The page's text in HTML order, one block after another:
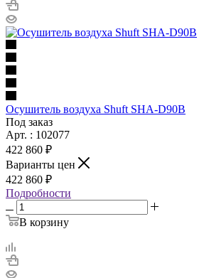
Осушитель воздуха Shuft SHA-D90B
Под заказ
Арт. : 102077
422 860 ₽
Варианты цен
422 860 ₽
Подробности
В корзину